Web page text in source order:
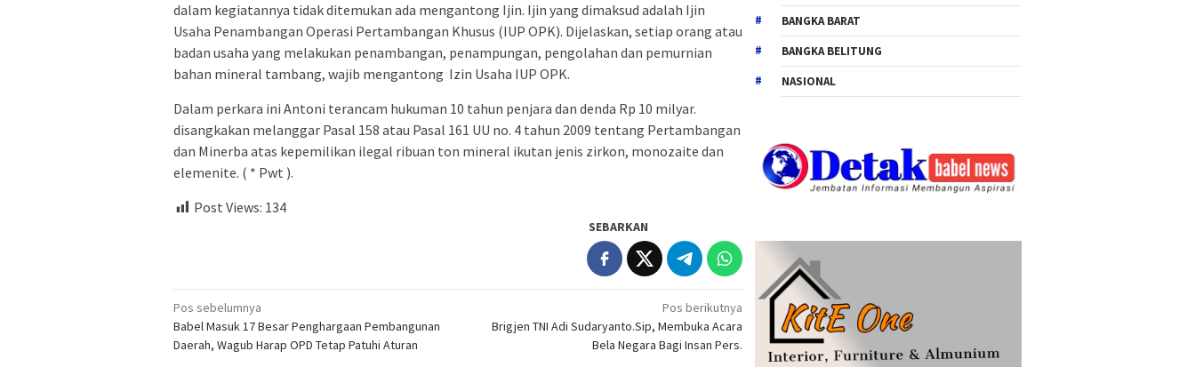
dalam kegiatannya tidak ditemukan ada mengantong Ijin. Ijin yang dimaksud adalah Ijin
Usaha Penambangan Operasi Pertambangan Khusus (IUP OPK). Dijelaskan, setiap orang atau
badan usaha yang melakukan penambangan, penampungan, pengolahan dan pemurnian
bahan mineral tambang, wajib mengantong Izin Usaha IUP OPK.
Dalam perkara ini Antoni terancam hukuman 10 tahun penjara dan denda Rp 10 milyar.
disangkakan melanggar Pasal 158 atau Pasal 161 UU no. 4 tahun 2009 tentang Pertambangan
dan Minerba atas kepemilikan ilegal ribuan ton mineral ikutan jenis zirkon, monozaite dan
elemenite. ( * Pwt ).
Post Views: 134
SEBARKAN
Navigasi
pos
Pos sebelumnya
Babel Masuk 17 Besar Penghargaan Pembangunan
Daerah, Wagub Harap OPD Tetap Patuhi Aturan
Pos berikutnya
Brigjen TNI Adi Sudaryanto.Sip, Membuka Acara
Bela Negara Bagi Insan Pers.
BANGKA BARAT
BANGKA BELITUNG
NASIONAL